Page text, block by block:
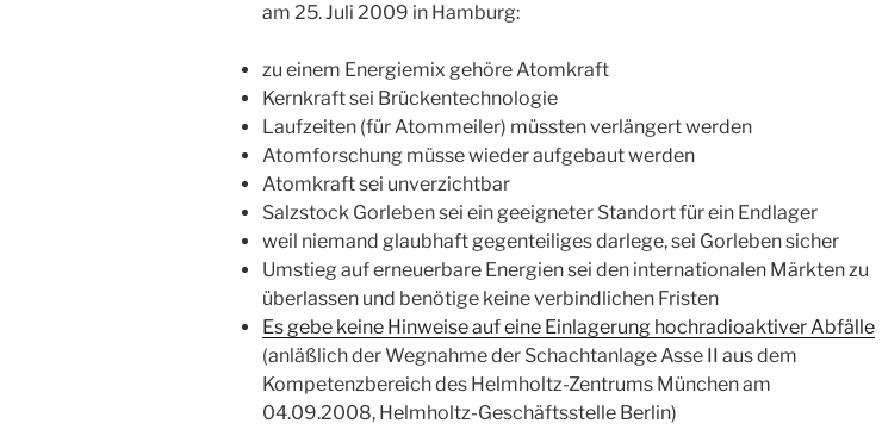
am 25. Juli 2009 in Hamburg:
zu einem Energiemix gehöre Atomkraft
Kernkraft sei Brückentechnologie
Laufzeiten (für Atommeiler) müssten verlängert werden
Atomforschung müsse wieder aufgebaut werden
Atomkraft sei unverzichtbar
Salzstock Gorleben sei ein geeigneter Standort für ein Endlager
weil niemand glaubhaft gegenteiliges darlege, sei Gorleben sicher
Umstieg auf erneuerbare Energien sei den internationalen Märkten zu
überlassen und benötige keine verbindlichen Fristen
Es gebe keine Hinweise auf eine Einlagerung hochradioaktiver Abfälle
(anläßlich der Wegnahme der Schachtanlage Asse II aus dem
Kompetenzbereich des Helmholtz-Zentrums München am
04.09.2008, Helmholtz-Geschäftsstelle Berlin)